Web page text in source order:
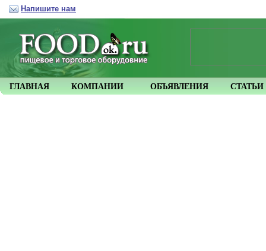
ГЛАВНАЯ КОМПАНИИ ОБЪЯВЛЕНИЯ СТАТЬИ
Напишите нам